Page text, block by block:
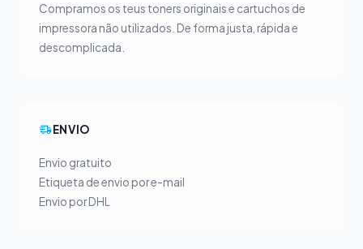
Compramos os teus toners originais e cartuchos de
impressora não utilizados. De forma justa, rápida e
descomplicada.
ENVIO
Envio gratuito
Etiqueta de envio por e-mail
Envio por DHL